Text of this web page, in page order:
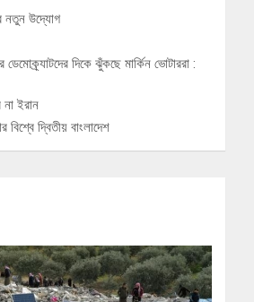
নতুন উদ্যোগ
দিকে ঝুঁকছে মার্কিন ভোটাররা :
ইরান
বিশ্বে দ্বিতীয় বাংলাদেশ